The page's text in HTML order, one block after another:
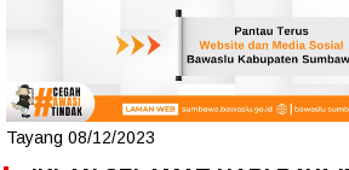
Tayang 08/12/2023